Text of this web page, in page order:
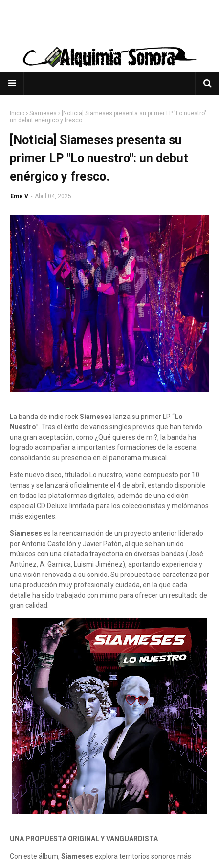
Inicio Siameses
[Noticia] Siameses presenta su primer LP "Lo nuestro":
un debut enérgico y fresco.
[Noticia] Siameses presenta su
primer LP "Lo nuestro": un debut
enérgico y fresco.
Eme V - Abril 04, 2025
La banda de indie rockSiameses lanza su primer LP “Lo
Nuestro”. Tras el éxito de varios singles previos que han tenido
una gran aceptación, como ¿Qué quieres de mi?, la banda ha
logrado acompañar a importantes formaciones de la escena,
consolidando su presencia en el panorama musical.
Este nuevo disco, titulado Lo nuestro, viene compuesto por 10
temas y se lanzará oficialmente el 4 de abril, estando disponible
en todas las plataformas digitales, además de una edición
especial CD Deluxe limitada para los coleccionistas y melómanos
más exigentes.
Siameses es la reencarnación de un proyecto anterior liderado
por Antonio Castellón y Javier Patón, al que se han unido
músicos con una dilatada trayectoria en diversas bandas (José
Antúnez, A. Garnica, Luismi Jiménez), aportando experiencia y
una visión renovada a su sonido. Su propuesta se caracteriza por
una producción muy profesional y cuidada, en la que cada
detalle ha sido trabajado con mimo para ofrecer un resultado de
gran calidad.
UNA PROPUESTA ORIGINAL Y VANGUARDISTA
Con este álbum, Siameses explora territorios sonoros más